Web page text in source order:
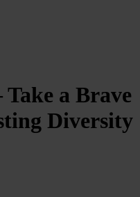
a Brave
Diversity